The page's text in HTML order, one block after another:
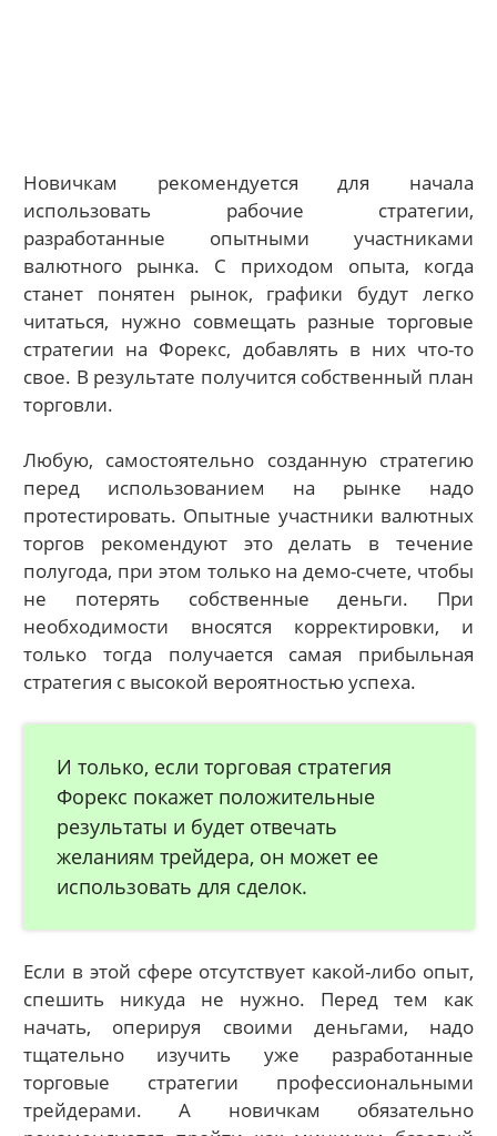
Новичкам рекомендуется для начала
использовать рабочие стратегии,
разработанные опытными участниками
валютного рынка. С приходом опыта, когда
станет понятен рынок, графики будут легко
читаться, нужно совмещать разные торговые
стратегии на Форекс, добавлять в них что-то
свое. В результате получится собственный план
торговли.
Любую, самостоятельно созданную стратегию
перед использованием на рынке надо
протестировать. Опытные участники валютных
торгов рекомендуют это делать в течение
полугода, при этом только на демо-счете, чтобы
не потерять собственные деньги. При
необходимости вносятся корректировки, и
только тогда получается самая прибыльная
стратегия с высокой вероятностью успеха.
И только, если торговая стратегия
Форекс покажет положительные
результаты и будет отвечать
желаниям трейдера, он может ее
использовать для сделок.
Если в этой сфере отсутствует какой-либо опыт,
спешить никуда не нужно. Перед тем как
начать, оперируя своими деньгами, надо
тщательно изучить уже разработанные
торговые стратегии профессиональными
трейдерами. А новичкам обязательно